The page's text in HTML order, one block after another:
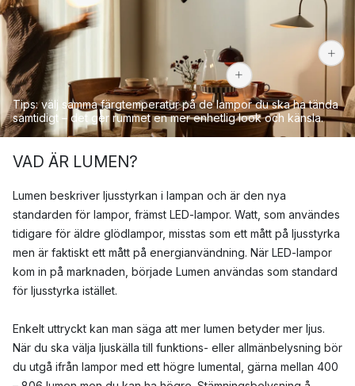
Tips: välj samma färgtemperatur på de lampor du ska ha tända
samtidigt – det ger rummet en mer enhetlig look och känsla.
VAD ÄR LUMEN?
Lumen beskriver ljusstyrkan i lampan och är den nya
standarden för lampor, främst LED-lampor. Watt, som användes
tidigare för äldre glödlampor, misstas som ett mått på ljusstyrka
men är faktiskt ett mått på energianvändning. När LED-lampor
kom in på marknaden, började Lumen användas som standard
för ljusstyrka istället.
Enkelt uttryckt kan man säga att mer lumen betyder mer ljus.
När du ska välja ljuskälla till funktions- eller allmänbelysning bör
du utgå ifrån lampor med ett högre lumental, gärna mellan 400